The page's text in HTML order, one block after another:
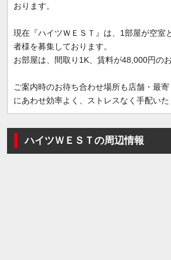
おります。
現在『ハイツＷＥＳＴ』は、1部屋が空室
者様を募集しております。
お部屋は、間取り1K、賃料が48,000円の
ご案内時のお待ち合わせ場所も店舗・最
にあわせ効率よく、ストレスなく手配いた
ハイツＷＥＳＴの周辺情報